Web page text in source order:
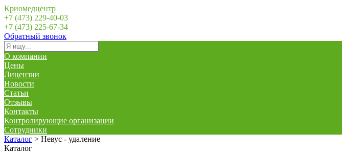
Криомедцентр
+7 (473) 229-40-03
+7 (473) 225-67-34
Обратный звонок
О компании
Цены
Лицензии
Новости
Статьи
Отзывы
Контакты
Контролирующие организации
Сотрудники
Каталог > Невус - удаление
Каталог